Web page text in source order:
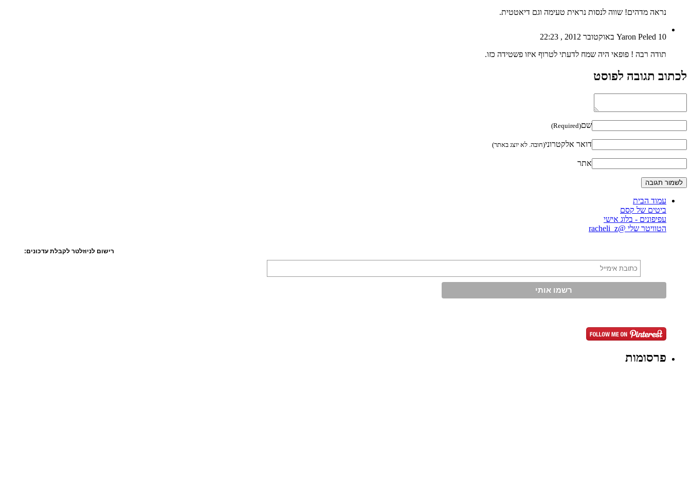
נראה מדהים! שווה לנסות נראית טעימה וגם דיאטטית.
Yaron Peled 10 באוקטובר 2012 , 22:23
תודה רבה ! פופאי היה שמח לדעתי לטרוף איזו פשטידה כזו.
לכתוב תגובה לפוסט
שם(Required)
דואר אלקטרוני(חובה. לא יוצג באתר)
אתר
עמוד הבית
ביטים של קסם
עפיפונים - בלוג אישי
הטוויטר שלי @racheli_z
רישום לניוזלטר לקבלת עדכונים:
פרסומות